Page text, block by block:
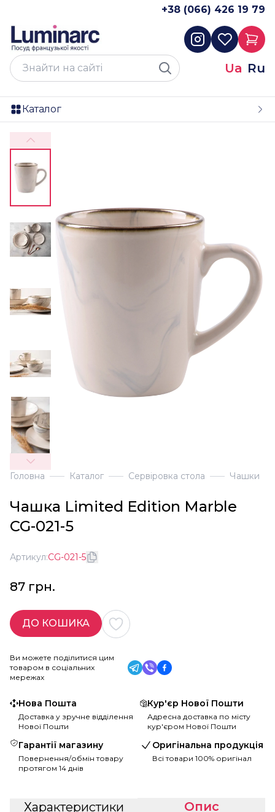
+38 (066) 426 19 79
Ua Ru
Каталог
Головна Каталог Сервіровка стола Чашки
Чашка Limited Edition Marble
CG-021-5
Артикул:CG-021-5
87 грн.
ДО КОШИКА
Ви можете поділитися цим
товаром в соціальних
мережах
Нова Пошта
Доставка у зручне відділення
Нової Пошти
Кур'єр Нової Пошти
Адресна доставка по місту
кур'єром Нової Пошти
Гарантії магазину
Повернення/обмін товару
протягом 14 днів
Оригінальна продукція
Всі товари 100% оригінал
Характеристики Опис